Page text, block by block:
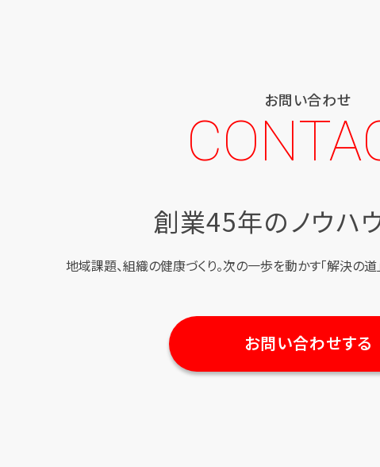
お問い合わせ
創業45年のノウハ
地域課題、組織の健康づくり。次の一歩を動かす「解決の道
お問い合わせする